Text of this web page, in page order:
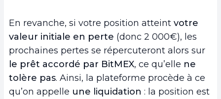
En revanche, si votre position atteint votre
valeur initiale en perte (donc 2 000€), les
prochaines pertes se répercuteront alors sur
le prêt accordé par BitMEX, ce qu’elle ne
tolère pas. Ainsi, la plateforme procède à ce
qu’on appelle une liquidation : la position est